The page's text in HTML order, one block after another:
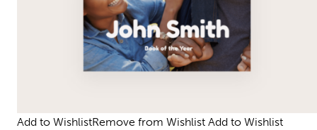
Add to WishlistRemove from Wishlist Add to Wishlist